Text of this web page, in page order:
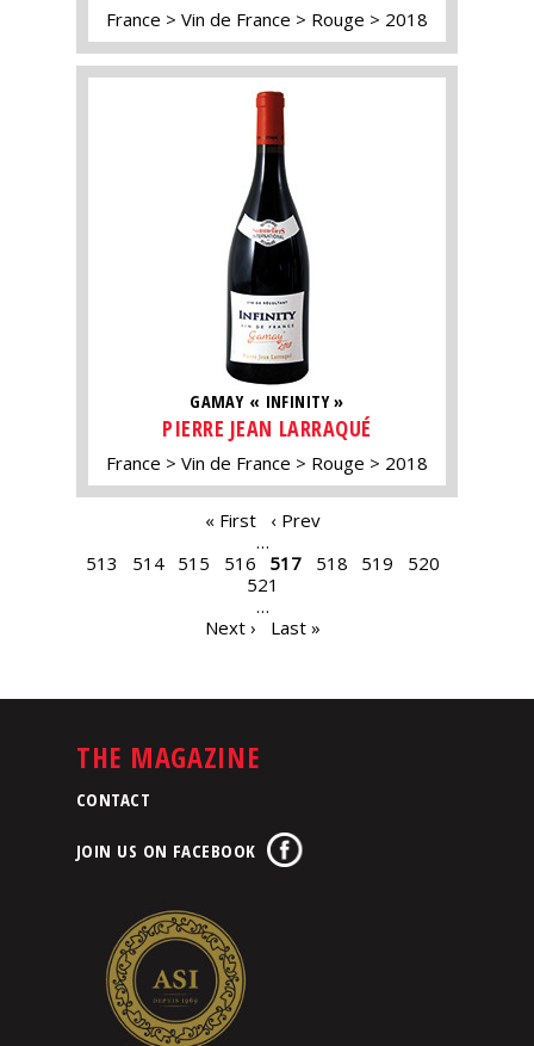
France Vin de France Rouge 2018
GAMAY « INFINITY »
PIERRE JEAN LARRAQUÉ
France Vin de France Rouge 2018
« First
‹ Prev
…
513
514 515 516 517 518 519
520
521
…
Next ›
Last »
THE MAGAZINE
CONTACT
JOIN US ON FACEBOOK